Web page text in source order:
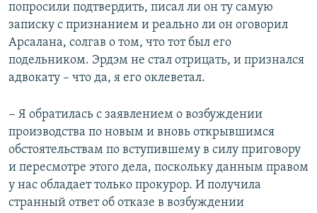
попросили подтвердить, писал ли он ту самую
записку с признанием и реально ли он оговорил
Арсалана, солгав о том, что тот был его
подельником. Эрдэм не стал отрицать, и признался
адвокату – что да, я его оклеветал.
− Я обратилась с заявлением о возбуждении
производства по новым и вновь открывшимся
обстоятельствам по вступившему в силу приговору
и пересмотре этого дела, поскольку данным правом
у нас обладает только прокурор. И получила
странный ответ об отказе в возбуждении